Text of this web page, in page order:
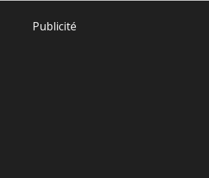
Publicité